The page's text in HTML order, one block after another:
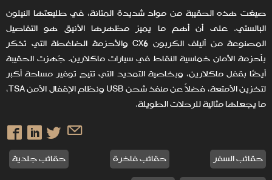
صيغت هذه الحقيبة من مواد شديدة المتانة، في طليعتها النيلون
البالستي. على أن أهم ما يميز مظهرها الأنيق هو التفاصيل
المصنوعة من ألياف الكربون CX6 والأحزمة الضاغطة التي تذكر
بأحزمة الأمان خماسية النقاط في سيارات ماكلارين. جُهزت الحقيبة
أيضًا بقفل ماكلارين، وبخاصية التمديد التي تتيح توفير مساحة أكبر
لتخزين الأمتعة، فضلاً عن منفذ شحن USB ونظام الإقفال الآمن TSA،
ما يجعلها مثالية للرحلات الطويلة.
حقائب السفر حقائب فاخرة
حقائب جلدية